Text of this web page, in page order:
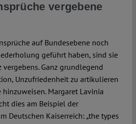
vergebene
auf Bundesebene noch
geführt haben, sind sie
Ganz grundlegend
Unzufriedenheit zu artikulieren
Margaret Lavinia
dies am Beispiel der
Deutschen Kaiserreich: „the types